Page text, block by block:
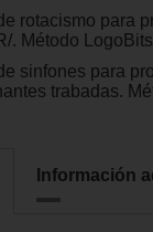
rotacismo para
. Método LogoBits
sinfones para
trabadas.
Información